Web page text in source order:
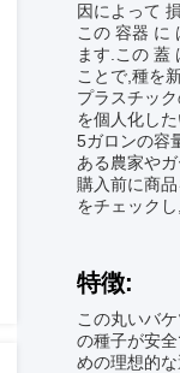
因によって
この 容器 に
ます.この 蓋
ことで,種を
プラスチッ
を個人化し
5ガロンの容
ある農家や
購入前に商
をチェック
特徴:
この丸いバ
の種子が安
めの理想的な